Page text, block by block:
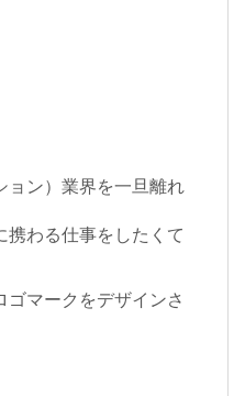
ョン）業界を一旦離れ
携わる仕事をしたくて
ゴマークをデザインさ